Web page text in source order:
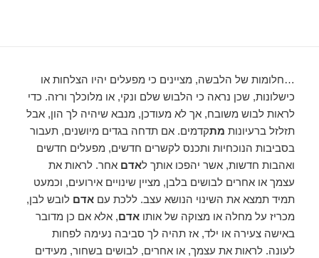
…חלומות של הלבשה, מציינים כי מפעלים יהיו הצלחות או
כישלונות, שכן נראה כי הלבוש שלם ונקי, או מלוכלך ורזה. כדי
לראות לבוש משובח, אך לא מעודכן, מנבא שיהיה לך הון, אבל
תזלזל ברעיונות מתקדמים. אם תדחה בגדים מיושנים, תעבור
בסביבות הנוכחיות ותכנס לקשרים חדשים, מפעלים חדשים
ואהבות חדשות, אשר יהפכו אותך לאדם אחר. לראות את
עצמך או אחרים לבושים בלבן, מציין שינויים אירועים, וכמעט
תמיד תמצא את השינוי הנושא עצב. ללכת עםאדם לובש לבן,
מכריז על מחלה או מצוקה של אותואדם, אלא אם כן מדובר
באישה צעירה או ילד, אז תהיה לך סביבה נעימה לפחות
לעונה. לראות את עצמך, או אחרים, לבושים בשחור, מעידים